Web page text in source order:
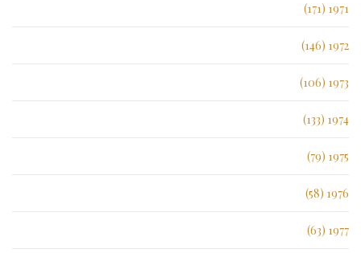
1971 (171)
1972 (146)
1973 (106)
1974 (133)
1975 (79)
1976 (58)
1977 (63)